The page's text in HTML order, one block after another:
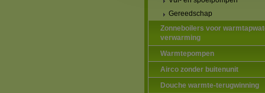
Gereedschap
Zonneboilers voor
verwarming
Warmtepompen
Airco zonder buitenunit
Douche warmte-terugwinning